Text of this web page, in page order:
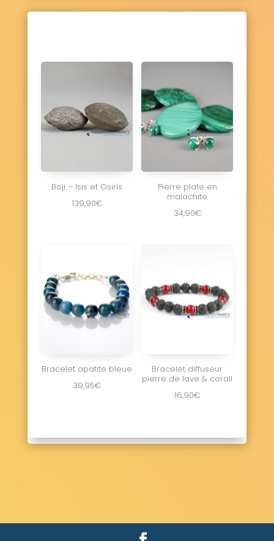
Boji – Isis et Osiris
139,90€
Pierre plate en
malachite
34,90€
Bracelet apatite bleue
39,95€
Bracelet diffuseur
pierre de lave & corail
16,90€